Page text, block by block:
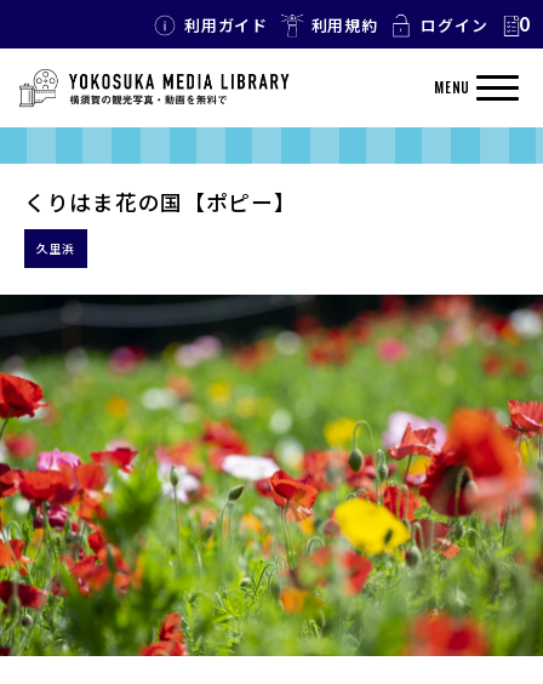
利用ガイド 利用規約 ログイン 0
MENU
くりはま花の国【ポピー】
久里浜